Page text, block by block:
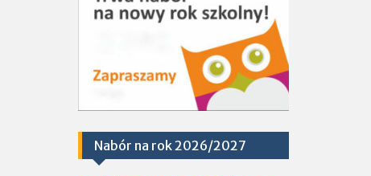
Nabór na rok 2026/2027